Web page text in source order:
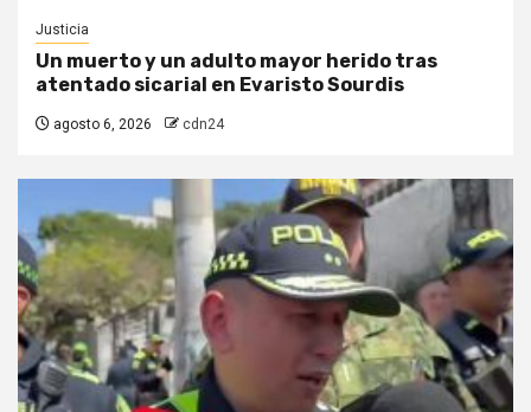
Justicia
Un muerto y un adulto mayor herido tras
atentado sicarial en Evaristo Sourdis
agosto 6, 2026 cdn24